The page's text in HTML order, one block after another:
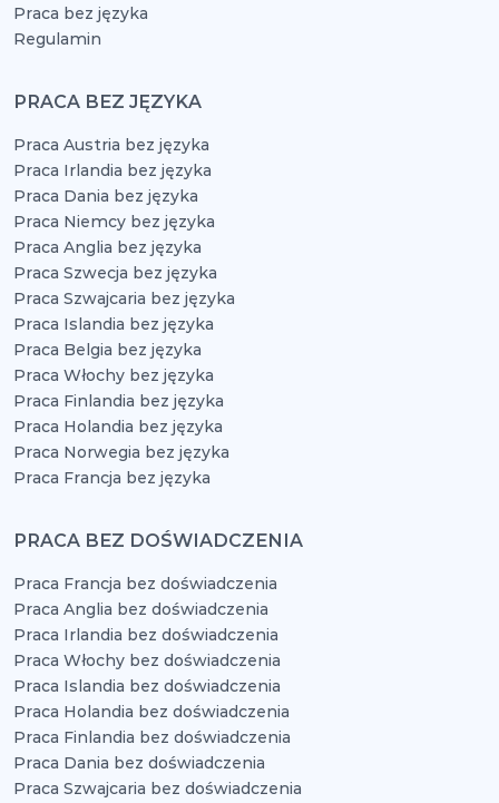
Praca bez języka
Regulamin
PRACA BEZ JĘZYKA
Praca Austria bez języka
Praca Irlandia bez języka
Praca Dania bez języka
Praca Niemcy bez języka
Praca Anglia bez języka
Praca Szwecja bez języka
Praca Szwajcaria bez języka
Praca Islandia bez języka
Praca Belgia bez języka
Praca Włochy bez języka
Praca Finlandia bez języka
Praca Holandia bez języka
Praca Norwegia bez języka
Praca Francja bez języka
PRACA BEZ DOŚWIADCZENIA
Praca Francja bez doświadczenia
Praca Anglia bez doświadczenia
Praca Irlandia bez doświadczenia
Praca Włochy bez doświadczenia
Praca Islandia bez doświadczenia
Praca Holandia bez doświadczenia
Praca Finlandia bez doświadczenia
Praca Dania bez doświadczenia
Praca Szwajcaria bez doświadczenia